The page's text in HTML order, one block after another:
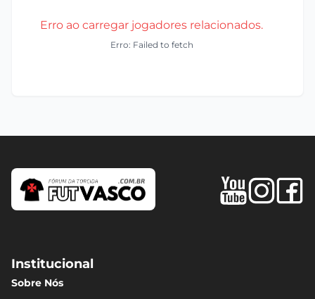
Erro ao carregar jogadores relacionados.
Erro: Failed to fetch
Institucional
Sobre Nós